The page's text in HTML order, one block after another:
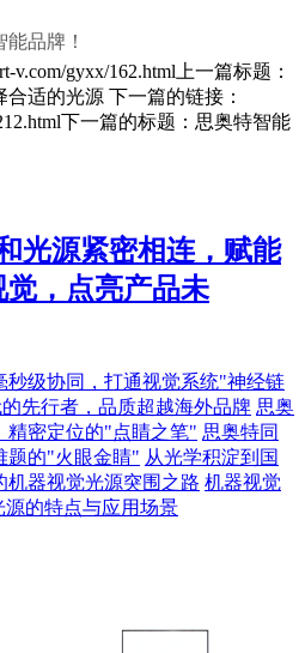
品牌！
v.com/gyxx/162.html上一篇标题：
适的光源 下一篇的链接：
下一篇的标题：思奥特智能
光源紧密相连，赋能
觉，点亮产品未
秒级协同，打通视觉系统"神经链
先行者，品质超越海外品牌 思奥
精密定位的"点睛之笔" 思奥特同
题的"火眼金睛" 从光学积淀到国
机器视觉光源突围之路 机器视觉
的特点与应用场景